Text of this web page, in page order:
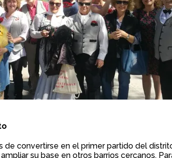
convertirse en el primer partido del
su base en otros barrios cercanos.